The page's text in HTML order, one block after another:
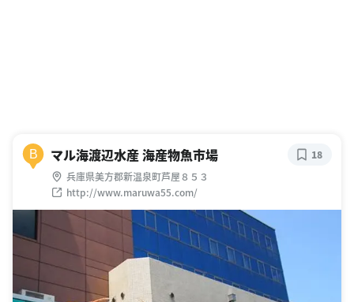
B マル海渡辺水産 海産物魚市場
兵庫県美方郡新温泉町芦屋８５３
http://www.maruwa55.com/
18